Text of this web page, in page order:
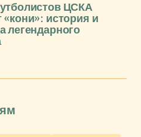
ЦСКА
история и
легендарного